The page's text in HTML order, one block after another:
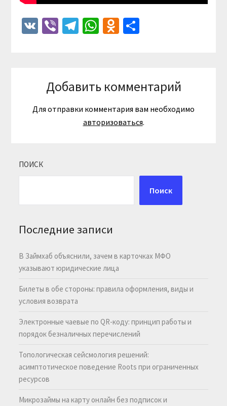
VKViberTelegram
WhatsApp
Odnoklassniki
Отправить
Добавить комментарий
Для отправки комментария вам необходимо
авторизоваться.
ПОИСК
Поиск
Последние записи
В Займхаб объяснили, зачем в карточках МФО
указывают юридические лица
Билеты в обе стороны: правила оформления, виды и
условия возврата
Электронные чаевые по QR-коду: принцип работы и
порядок безналичных перечислений
Топологическая сейсмология решений:
асимптотическое поведение Roots при ограниченных
ресурсов
Микрозаймы на карту онлайн без подписок и